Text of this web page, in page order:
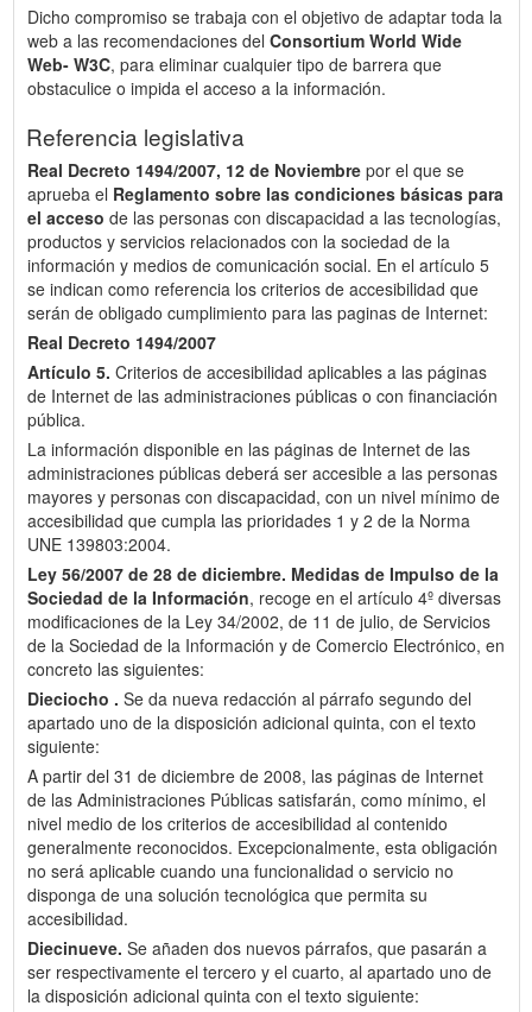
Dicho compromiso se trabaja con el objetivo de adaptar toda la
web a las recomendaciones del Consortium World Wide
Web- W3C, para eliminar cualquier tipo de barrera que
obstaculice o impida el acceso a la información.
Referencia legislativa
Real Decreto 1494/2007, 12 de Noviembre por el que se
aprueba el Reglamento sobre las condiciones básicas para
el acceso de las personas con discapacidad a las tecnologías,
productos y servicios relacionados con la sociedad de la
información y medios de comunicación social. En el artículo 5
se indican como referencia los criterios de accesibilidad que
serán de obligado cumplimiento para las paginas de Internet:
Real Decreto 1494/2007
Artículo 5. Criterios de accesibilidad aplicables a las páginas
de Internet de las administraciones públicas o con financiación
pública.
La información disponible en las páginas de Internet de las
administraciones públicas deberá ser accesible a las personas
mayores y personas con discapacidad, con un nivel mínimo de
accesibilidad que cumpla las prioridades 1 y 2 de la Norma
UNE 139803:2004.
Ley 56/2007 de 28 de diciembre. Medidas de Impulso de la
Sociedad de la Información, recoge en el artículo 4º diversas
modificaciones de la Ley 34/2002, de 11 de julio, de Servicios
de la Sociedad de la Información y de Comercio Electrónico, en
concreto las siguientes:
Dieciocho . Se da nueva redacción al párrafo segundo del
apartado uno de la disposición adicional quinta, con el texto
siguiente:
A partir del 31 de diciembre de 2008, las páginas de Internet
de las Administraciones Públicas satisfarán, como mínimo, el
nivel medio de los criterios de accesibilidad al contenido
generalmente reconocidos. Excepcionalmente, esta obligación
no será aplicable cuando una funcionalidad o servicio no
disponga de una solución tecnológica que permita su
accesibilidad.
Diecinueve. Se añaden dos nuevos párrafos, que pasarán a
ser respectivamente el tercero y el cuarto, al apartado uno de
la disposición adicional quinta con el texto siguiente: